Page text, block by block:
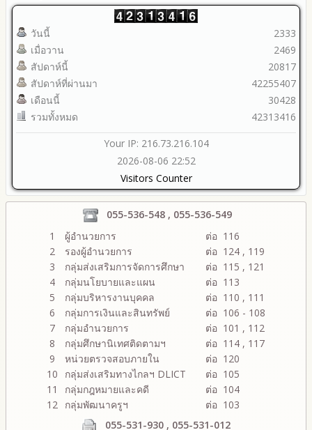
วันนี้
เมื่อวาน
สัปดาห์นี้
สัปดาห์ที่ผ่านมา
เดือนนี้
รวมทั้งหมด
2333
2469
20817
42255407
30428
42313416
Your IP: 216.73.216.104
2026-08-06 22:52
Visitors Counter
055-536-548 , 055-536-549
1
ผู้อำนวยการ
ต่อ 116
2
รองผู้อำนวยการ
ต่อ 124 , 119
3
กลุ่มส่งเสริมการจัดการศึกษา
ต่อ 115 , 121
4
กลุ่มนโยบายและแผน
ต่อ 113
5
กลุ่มบริหารงานบุคคล
ต่อ 110 , 111
6
กลุ่มการเงินและสินทรัพย์
ต่อ 106 - 108
7
กลุ่มอำนวยการ
ต่อ 101 , 112
8
กลุ่มศึกษานิเทศติดตามฯ
ต่อ 114 , 117
9
หน่วยตรวจสอบภายใน
ต่อ 120
10
กลุ่มส่งเสริมทางไกลฯ DLICT
ต่อ 105
11
กลุ่มกฎหมายและคดี
ต่อ 104
12 กลุ่มพัฒนาครูฯ
ต่อ 103
055-531-930 , 055-531-012